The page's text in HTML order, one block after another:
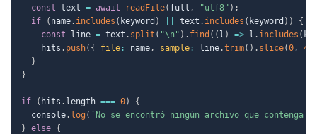
const text = await readFile( full , "utf8" ) ;
if
( name. includes ( keyword ) text . includes ( keyword ) )
{
const line = text . split ( "\n" ) . find ( ( l ) => l . includes (
    hits
. push( { file : name, sample : line.trim( ) . slice(0, 40
}
}
if ( hits . length === 0)
{
  console
. log ( ` No se encontró ningún archivo que contenga "
} else {